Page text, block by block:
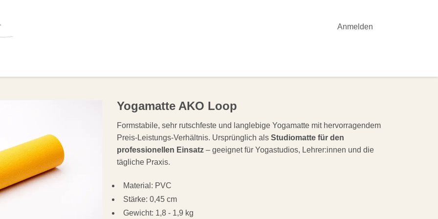
Anmelden
Yogamatte AKO Loop
Formstabile, sehr rutschfeste und langlebige Yogamatte mit hervorragendem
Preis-Leistungs-Verhältnis. Ursprünglich als Studiomatte für den
professionellen Einsatz – geeignet für Yogastudios, Lehrer:innen und die
tägliche Praxis.
Material: PVC
Stärke: 0,45 cm
Gewicht: 1,8 - 1,9 kg